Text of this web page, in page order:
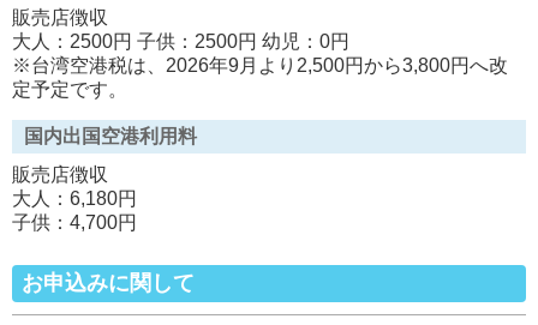
販売店徴収
大人：2500円 子供：2500円 幼児：0円
※台湾空港税は、2026年9月より2,500円から3,800円へ改
定予定です。
国内出国空港利用料
販売店徴収
大人：6,180円
子供：4,700円
お申込みに関して